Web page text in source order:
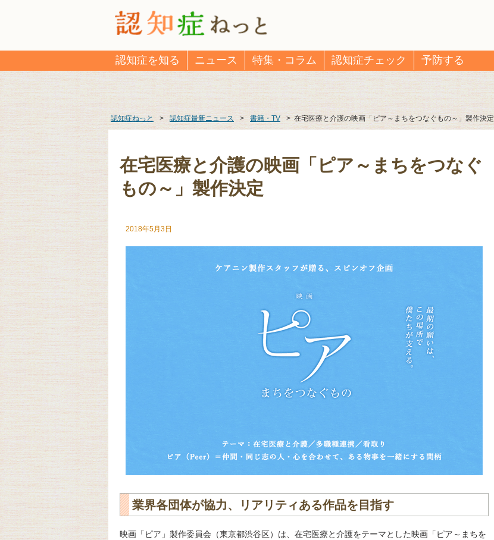
認知症を知る ニュース 特集・コラム 認知症チェック 予防する
認知症ねっと > 認知症最新ニュース > 書籍・TV > 在宅医療と介護の映画「ピア～まちをつなぐもの～」製作決定
在宅医療と介護の映画「ピア～まちをつなぐ
もの～」製作決定
2018年5月3日
業界各団体が協力、リアリティある作品を目指す
映画「ピア」製作委員会（東京都渋谷区）は、在宅医療と介護をテーマとした映画「ピア～まちを